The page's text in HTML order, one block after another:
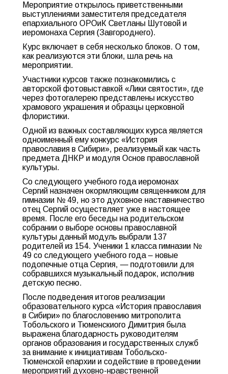
Мероприятие открылось приветственными
выступлениями заместителя председателя
епархиального ОРОиК Светланы Шутовой и
иеромонаха Сергия (Завгороднего).
Курс включает в себя несколько блоков. О том,
как реализуются эти блоки, шла речь на
мероприятии.
Участники курсов также познакомились с
авторской фотовыставкой «Лики святости», где
через фотогалерею представлены искусство
храмового украшения и образцы церковной
флористики.
Одной из важных составляющих курса является
одноименный ему конкурс «История
православия в Сибири», реализуемый как часть
предмета ДНКР и модуля Основ православной
культуры.
Со следующего учебного года иеромонах
Сергий назначен окормляющим священником для
гимназии № 49, но это духовное наставничество
отец Сергий осуществляет уже в настоящее
время. После его беседы на родительском
собрании о выборе основы православной
культуры данный модуль выбрали 137
родителей из 154. Ученики 1 класса гимназии №
49 со следующего учебного года – новые
подопечные отца Сергия, — подготовили для
собравшихся музыкальный подарок, исполнив
детскую песню.
После подведения итогов реализации
образовательного курса «История православия
в Сибири» по благословению митрополита
Тобольского и Тюменскиого Димитрия была
выражена благодарность руководителям
органов образования и государственных служб
за внимание к инициативам Тобольско-
Тюменской епархии и содействие в проведении
мероприятий духовно-нравственной